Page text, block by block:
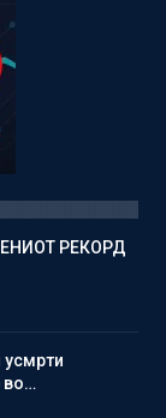
РЕКОРД
во…